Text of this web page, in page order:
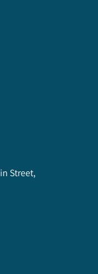
Street,